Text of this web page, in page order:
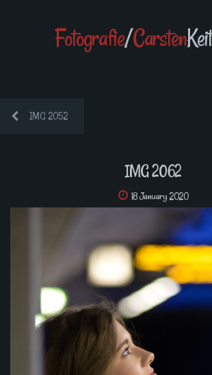
Fotografie/Carsten
IMG 2052
IMG 2062
18 January 2020